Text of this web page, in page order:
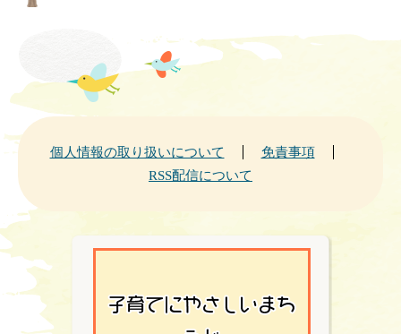
個人情報の取り扱いについて
免責事項
RSS配信について